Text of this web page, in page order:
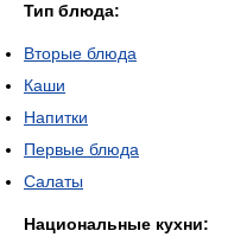
Тип блюда:
Вторые блюда
Каши
Напитки
Первые блюда
Салаты
Национальные кухни: